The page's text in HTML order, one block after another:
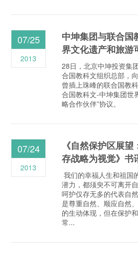
中坤集团与联合国
界文化遗产和旅游
28日，北京中坤投资集
合国教科文组织总部，
曾插上珠峰的联合国教
合国教科文-中坤集团世
略合作伙伴”协议。
07/25
2013
《自然保护区展
存战略为视觉》书
我们的幸福人生和祖国
潜力，都须臾不可离开
呵护仅存无多的代表自
是尊重自然、顺应自然
的生动体现，但在保护
常...
07/24
2013